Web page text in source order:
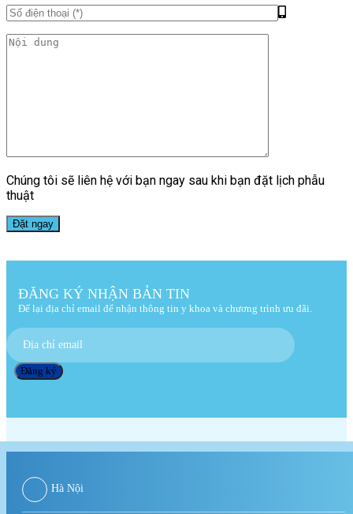
Chúng tôi sẽ liên hệ với bạn ngay sau khi bạn đặt lịch phẫu
thuật
ĐĂNG KÝ NHẬN BẢN TIN
Để lại địa chỉ email để nhận thông tin y khoa và chương trình ưu đãi.
Hà Nội